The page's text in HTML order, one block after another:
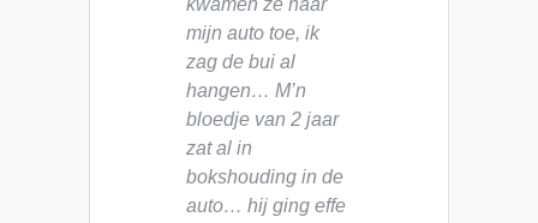
kwamen ze naar
mijn auto toe, ik
zag de bui al
hangen… M’n
bloedje van 2 jaar
zat al in
bokshouding in de
auto… hij ging effe